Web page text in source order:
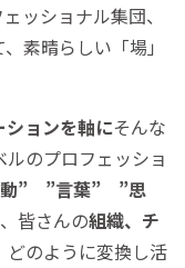
ッショナル集団、
素晴らしい「場」
ションを軸にそんな
のプロフェッショ
” ”言葉” ”思
皆さんの組織、チ
どのように変換し活